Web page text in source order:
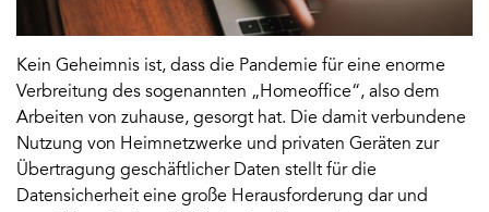
Kein Geheimnis ist, dass die Pandemie für eine enorme
Verbreitung des sogenannten „Homeoffice“, also dem
Arbeiten von zuhause, gesorgt hat. Die damit verbundene
Nutzung von Heimnetzwerke und privaten Geräten zur
Übertragung geschäftlicher Daten stellt für die
Datensicherheit eine große Herausforderung dar und